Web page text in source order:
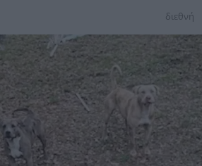
διεθνή